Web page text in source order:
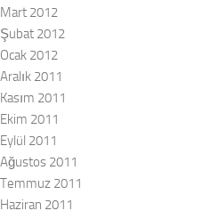
Mart 2012
Şubat 2012
Ocak 2012
Aralık 2011
Kasım 2011
Ekim 2011
Eylül 2011
Ağustos 2011
Temmuz 2011
Haziran 2011